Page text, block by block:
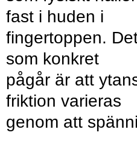
fast i huden i
fingertoppen.
som konkret
pågår är att
friktion varieras
genom att